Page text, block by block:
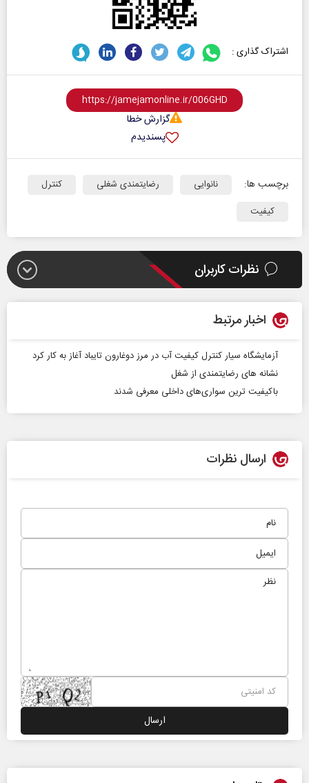
اشتراک گذاری :
گزارش خطا
پسندیدم
برچسب ها: نانوایی رضایتمندی شغلی
کنترل
کیفیت
نظرات کاربران
اخبار مرتبط
آزمایشگاه سیار کنترل کیفیت آب در مرز دوغارون تایباد آغاز به کار کرد
نشانه های رضایتمندی از شغل
باکیفیت‌ ترین سواری‌های داخلی معرفی شدند
ارسال نظرات